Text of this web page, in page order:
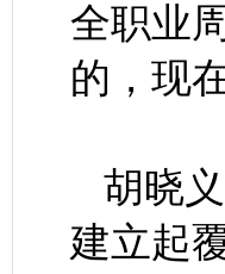
全职业
的，现
胡晓
建立起